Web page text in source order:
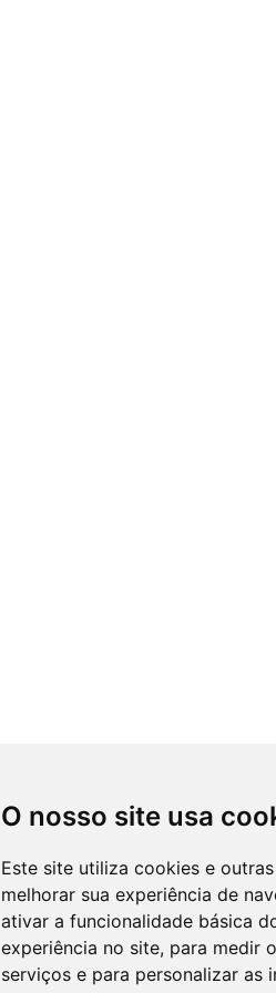
O nosso site usa
Este site utiliza cookies e
melhorar sua experiência de
ativar a funcionalidade básica
experiência no site, para medir
serviços e para personalizar as